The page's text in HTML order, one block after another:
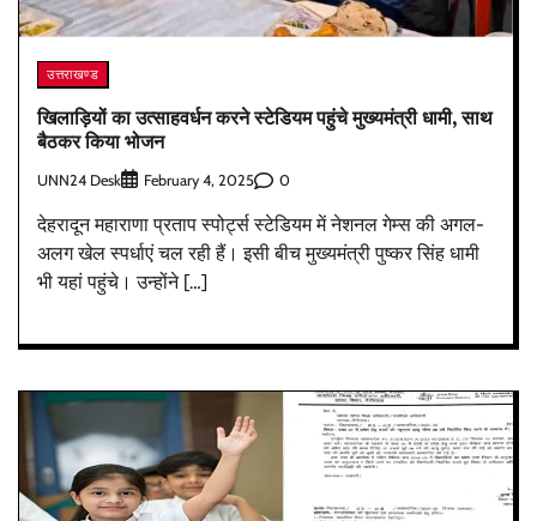
उत्तराखण्ड
खिलाड़ियों का उत्साहवर्धन करने स्टेडियम पहुंचे मुख्यमंत्री धामी, साथ
बैठकर किया भोजन
UNN24 Desk February 4, 2025 0
देहरादून महाराणा प्रताप स्पोर्ट्स स्टेडियम में नेशनल गेम्स की अगल-
अलग खेल स्पर्धाएं चल रही हैं। इसी बीच मुख्यमंत्री पुष्कर सिंह धामी
भी यहां पहुंचे। उन्होंने […]